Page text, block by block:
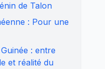
de Talon
: Pour une
: entre
et réalité du